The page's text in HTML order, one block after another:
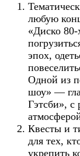
любую
«Диско
эпох,
Одной из
шоу» —
Гэтсби»,
Квесты и
для тех,
укрепить